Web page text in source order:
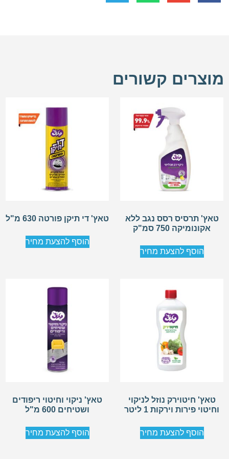
מוצרים קשורים
טאץ' תרסיס רסס נגב ללא
אקונומיקה 750 סמ"ק
הוסף להצעת מחיר
טאץ' די תיקן פורטה 630 מ"ל
הוסף להצעת מחיר
טאץ' חיטוירק נוזל לניקוי
וחיטוי פירות וירקות 1 ליטר
הוסף להצעת מחיר
טאץ' ניקוי וחיטוי ריפודים
ושטיחים 600 מ"ל
הוסף להצעת מחיר